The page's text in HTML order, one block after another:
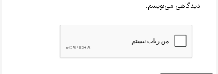
دیدگاهی می‌نویسم.